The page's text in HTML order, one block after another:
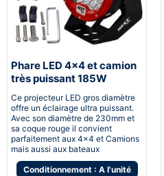
Phare LED 4x4 et camion
très puissant 185W
230mm 12v - 24v avec
cerclage rouge
Ce projecteur LED gros diamètre
offre un éclairage ultra puissant.
Avec son diamètre de 230mm et
sa coque rouge il convient
parfaitement aux 4x4 et Camions
mais aussi aux bateaux
Conditionnement : A l'unité